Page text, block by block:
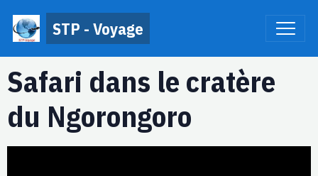
STP - Voyage
Safari dans le cratère
du Ngorongoro